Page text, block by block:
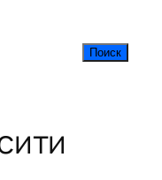
Поиск
Поиск